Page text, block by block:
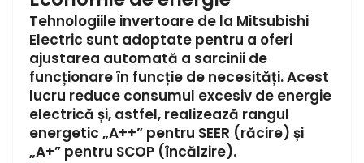
Tehnologiile invertoare de la Mitsubishi
Electric sunt adoptate pentru a oferi
ajustarea automată a sarcinii de
funcționare în funcție de necesități. Acest
lucru reduce consumul excesiv de energie
electrică și, astfel, realizează rangul
energetic „A++” pentru SEER (răcire) și
„A+” pentru SCOP (încălzire).